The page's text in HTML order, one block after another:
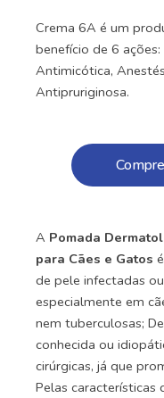
Crema 6A é um
benefício de 6
Antimicótica,
Antipruriginosa.
A Pomada
para Cães e Gatos
de pele infectadas
especialmente em
nem tuberculosas;
conhecida ou
cirúrgicas, já que
Pelas características